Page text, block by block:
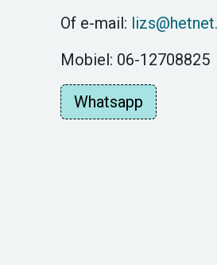
Of e-mail:
Mobiel: 06-12708825
Whatsapp